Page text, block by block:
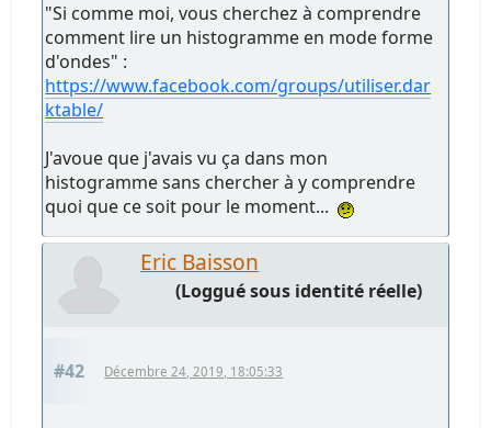
"Si comme moi, vous cherchez à comprendre
comment lire un histogramme en mode forme
d'ondes" :
https://www.facebook.com/groups/utiliser.dar
ktable/
J'avoue que j'avais vu ça dans mon
histogramme sans chercher à y comprendre
quoi que ce soit pour le moment...
Eric Baisson
(Loggué sous identité réelle)
#42 Décembre 24, 2019, 18:05:33